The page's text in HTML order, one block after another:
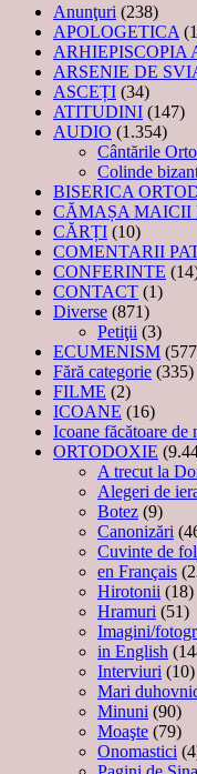
Anunţuri (238)
APOLOGETICA
ARHIEPISCOPIA
ARSENIE DE
ASCEȚI (34)
ATITUDINI (147)
AUDIO (1.354)
Cântările
Colinde
BISERICA
CĂMAȘA MAICII
CĂRȚI (10)
COMENTARII
CONFERINTE
CONTACT (1)
Diverse (871)
Petiţii (3)
ECUMENISM
Fără categorie (335)
FILME (2)
ICOANE (16)
Icoane făcătoare de
ORTODOXIE
A trecut la
Alegeri de
Botez (9)
Canonizări
Cuvinte de
en Français
Hirotonii (18)
Hramuri (51)
Imagini/
in English
Interviuri (10)
Mari
Minuni (90)
Moaşte (79)
Onomastici